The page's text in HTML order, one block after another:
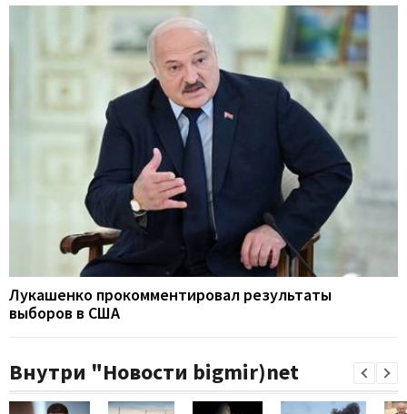
Лукашенко прокомментировал результаты
выборов в США
Внутри "Новости bigmir)net